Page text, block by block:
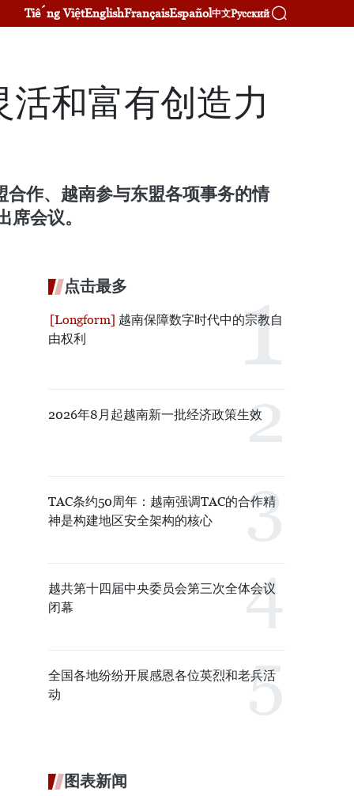
Tiếng ViệtEnglishFrançaisEspañol中文Русский
和富有创造力
作、越南参与东盟各项事务的情
会议。
点击最多
越南保障数字时代中的宗教自
由权利
2026年8月起越南新一批经济政策生效
TAC条约50周年：越南强调TAC的合作精
神是构建地区安全架构的核心
越共第十四届中央委员会第三次全体会议
闭幕
全国各地纷纷开展感恩各位英烈和老兵活
动
图表新闻